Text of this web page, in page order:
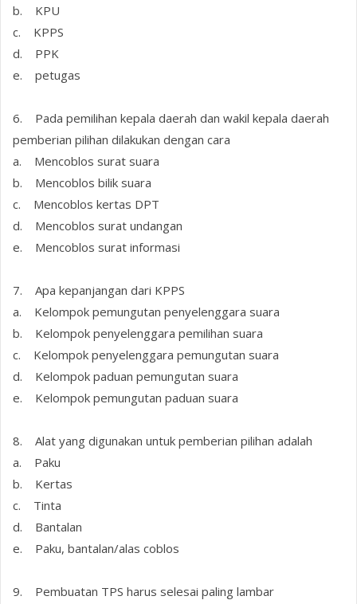
b. KPU
c. KPPS
d. PPK
e. petugas
6. Pada pemilihan kepala daerah dan wakil kepala daerah
pemberian pilihan dilakukan dengan cara
a. Mencoblos surat suara
b. Mencoblos bilik suara
c. Mencoblos kertas DPT
d. Mencoblos surat undangan
e. Mencoblos surat informasi
7. Apa kepanjangan dari KPPS
a. Kelompok pemungutan penyelenggara suara
b. Kelompok penyelenggara pemilihan suara
c. Kelompok penyelenggara pemungutan suara
d. Kelompok paduan pemungutan suara
e. Kelompok pemungutan paduan suara
8. Alat yang digunakan untuk pemberian pilihan adalah
a. Paku
b. Kertas
c. Tinta
d. Bantalan
e. Paku, bantalan/alas coblos
9. Pembuatan TPS harus selesai paling lambar